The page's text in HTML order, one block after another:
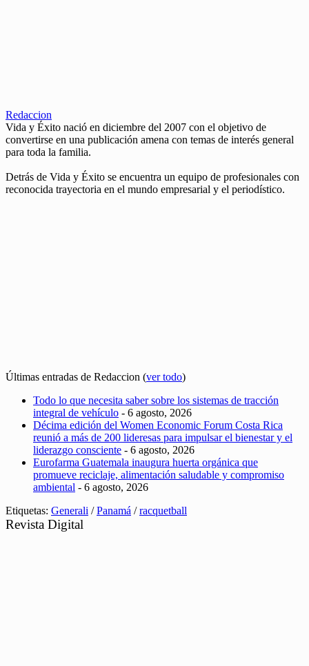
Redaccion
Vida y Éxito nació en diciembre del 2007 con el objetivo de
convertirse en una publicación amena con temas de interés general
para toda la familia.
Detrás de Vida y Éxito se encuentra un equipo de profesionales con
reconocida trayectoria en el mundo empresarial y el periodístico.
Últimas entradas de Redaccion (ver todo)
Todo lo que necesita saber sobre los sistemas de tracción
integral de vehículo - 6 agosto, 2026
Décima edición del Women Economic Forum Costa Rica
reunió a más de 200 lideresas para impulsar el bienestar y el
liderazgo consciente - 6 agosto, 2026
Eurofarma Guatemala inaugura huerta orgánica que
promueve reciclaje, alimentación saludable y compromiso
ambiental - 6 agosto, 2026
Etiquetas: Generali /Panamá /racquetball
Revista Digital